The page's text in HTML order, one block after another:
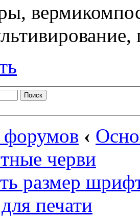
‹
черви
размер
печати